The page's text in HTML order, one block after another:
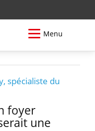
Menu
spécialiste du
foyer
une